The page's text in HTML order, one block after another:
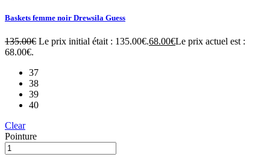
Baskets femme noir Drewsila Guess
135.00€ Le prix initial était : 135.00€.68.00€Le prix actuel est :
68.00€.
37
38
39
40
Clear
Pointure